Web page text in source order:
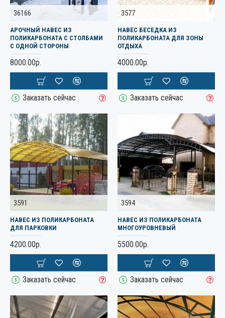
36166
АРОЧНЫЙ НАВЕС ИЗ
ПОЛИКАРБОНАТА С СТОЛБАМИ
С ОДНОЙ СТОРОНЫ
8000.00р.
Заказать сейчас
3577
НАВЕС БЕСЕДКА ИЗ
ПОЛИКАРБОНАТА ДЛЯ ЗОНЫ
ОТДЫХА
4000.00р.
Заказать сейчас
3591
НАВЕС ИЗ ПОЛИКАРБОНАТА
ДЛЯ ПАРКОВКИ
4200.00р.
Заказать сейчас
3594
НАВЕС ИЗ ПОЛИКАРБОНАТА
МНОГОУРОВНЕВЫЙ
5500.00р.
Заказать сейчас